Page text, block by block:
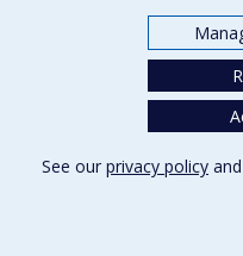
See our privacy policy